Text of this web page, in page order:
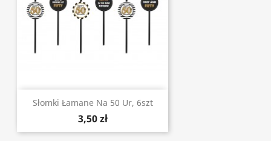
Słomki Łamane Na 50 Ur, 6szt
3,50 zł